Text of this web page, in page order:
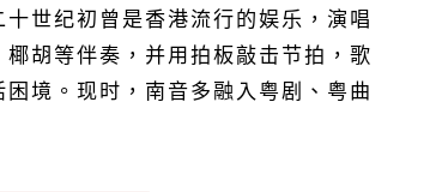
世纪初曾是香港流行的娱乐，演唱
椰胡等伴奏，并用拍板敲击节拍，歌
境。现时，南音多融入粤剧 、 粤曲